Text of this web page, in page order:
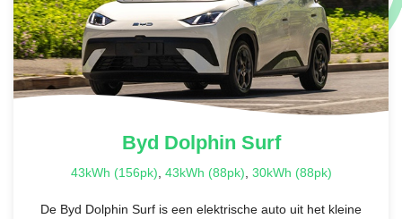
Byd Dolphin Surf
43kWh (156pk), 43kWh (88pk), 30kWh (88pk)
De Byd Dolphin Surf is een elektrische auto uit het kleine